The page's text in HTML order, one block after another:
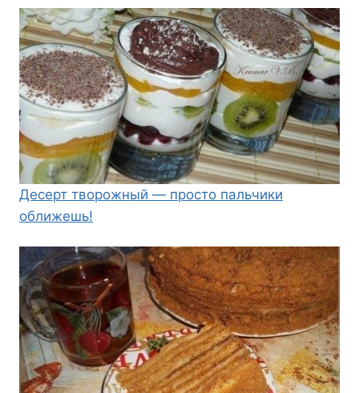
Десерт творожный — просто пальчики
оближешь!